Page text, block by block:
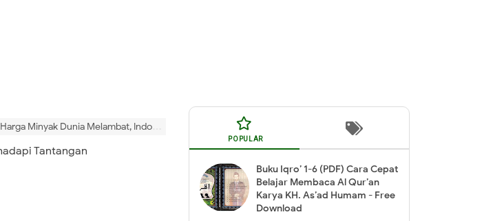
Harga Minyak Dunia Melambat, Indonesia Harus Siap Menghadapi Tantangan
POPULAR
Buku Iqro’ 1-6 (PDF) Cara Cepat
Belajar Membaca Al Qur’an
Karya KH. As’ad Humam - Free
Download